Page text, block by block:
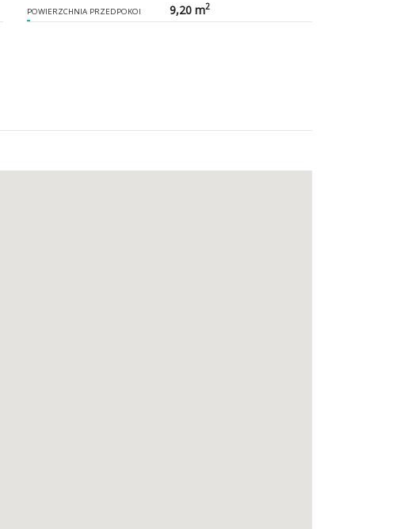
POWIERZCHNIA PRZEDPOKOI 9,20 m2